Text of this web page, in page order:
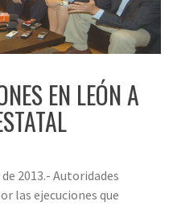
EN LEÓN A
2013.- Autoridades
las ejecuciones que